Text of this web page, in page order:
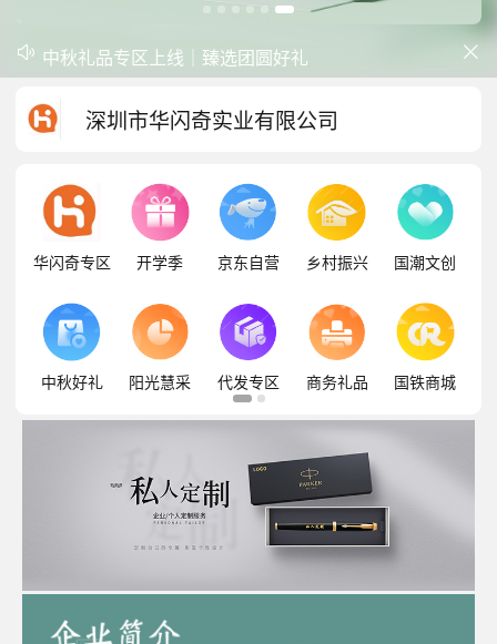

开学季礼品专区现已正式上线！
中秋礼品专区上线｜臻选团圆好礼

深圳市华闪奇实业有限公司
华闪奇专区 开学季 京东自营 乡村振兴 国潮文创
中秋好礼 阳光慧采 代发专区 商务礼品 国铁商城